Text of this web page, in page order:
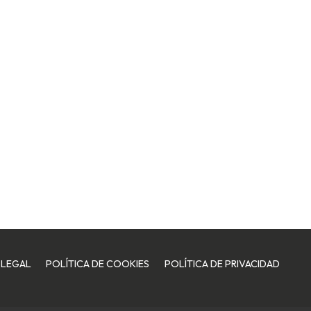
POLÍTICA DE COOKIES POLÍTICA DE PRIVACIDAD